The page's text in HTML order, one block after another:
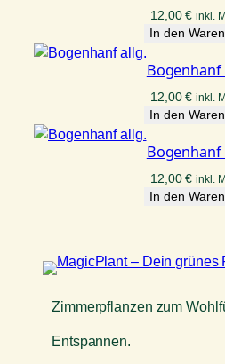
12,00€ inkl.
In den
Bogenhanf
12,00€ inkl.
In den
Bogenhanf
12,00€ inkl.
In den
Zimmerpflanzen zum
Entspannen.